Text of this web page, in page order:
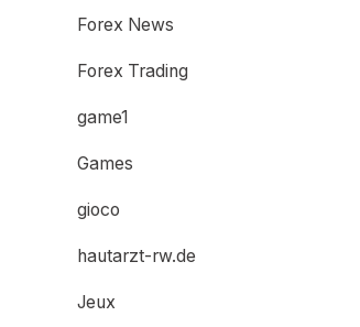
Forex News
Forex Trading
game1
Games
gioco
hautarzt-rw.de
Jeux